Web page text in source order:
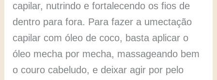
capilar, nutrindo e fortalecendo os fios de
dentro para fora. Para fazer a umectação
capilar com óleo de coco, basta aplicar o
óleo mecha por mecha, massageando bem
o couro cabeludo, e deixar agir por pelo